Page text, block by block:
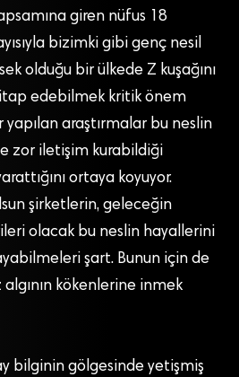
giren nüfus 18
bizimki gibi genç nesil
olduğu bir ülkede Z kuşağını
edebilmek kritik önem
yapılan araştırmalar bu neslin
zor iletişim kurabildiği
ortaya koyuyor.
şirketlerin, geleceğin
olacak bu neslin hayallerini
şart. Bunun için de
kökenlerine inmek
bilginin gölgesinde yetişmiş